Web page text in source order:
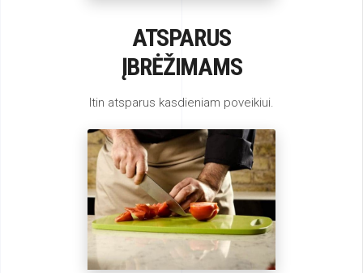
ATSPARUS
ĮBRĖŽIMAMS
Itin atsparus kasdieniam poveikiui.